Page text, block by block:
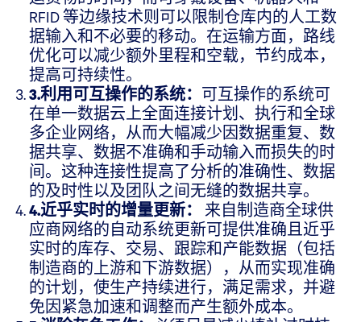
RFID 等边缘技术则可以限制仓库内的人工数
据输入和不必要的移动。在运输方面，路线
优化可以减少额外里程和空载，节约成本，
提高可持续性。
3.利用可互操作的系统： 可互操作的系统可
在单一数据云上全面连接计划、执行和全球
多企业网络，从而大幅减少因数据重复、数
据共享、数据不准确和手动输入而损失的时
间。这种连接性提高了分析的准确性、数据
的及时性以及团队之间无缝的数据共享。
4.近乎实时的增量更新： 来自制造商全球供
应商网络的自动系统更新可提供准确且近乎
实时的库存、交易、跟踪和产能数据（包括
制造商的上游和下游数据），从而实现准确
的计划，使生产持续进行，满足需求，并避
免因紧急加速和调整而产生额外成本。